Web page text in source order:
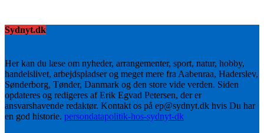
Sydnyt.dk
Her kan du læse om nyheder, arrangementer, sport, natur, hobby,
handelslivet, arbejdspladser og meget mere fra Aabenraa, Haderslev,
Sønderborg, Tønder, Danmark og den store vide verden. Siden
opdateres og redigeres af Erik Egvad Petersen, der er
ansvarshavende redaktør. Kontakt os på ep@sydnyt.dk hvis Du har
en god historie. persondatapolitik-hos-sydnyt-dk